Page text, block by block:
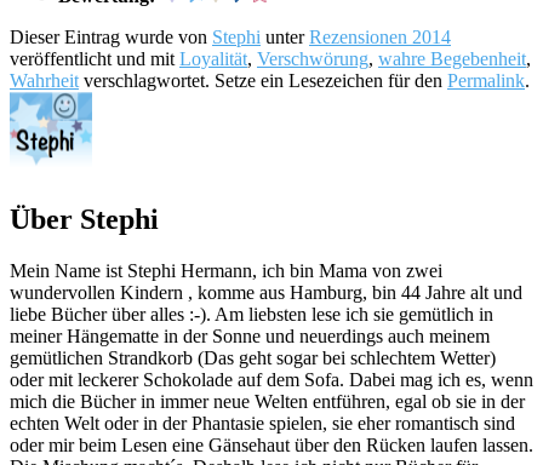
Dieser Eintrag wurde von Stephi unterRezensionen 2014
veröffentlicht und mit Loyalität, Verschwörung, wahre Begebenheit,
Wahrheit verschlagwortet. Setze ein Lesezeichen für den Permalink.
Über Stephi
Mein Name ist Stephi Hermann, ich bin Mama von zwei
wundervollen Kindern , komme aus Hamburg, bin 44 Jahre alt und
liebe Bücher über alles :-). Am liebsten lese ich sie gemütlich in
meiner Hängematte in der Sonne und neuerdings auch meinem
gemütlichen Strandkorb (Das geht sogar bei schlechtem Wetter)
oder mit leckerer Schokolade auf dem Sofa. Dabei mag ich es, wenn
mich die Bücher in immer neue Welten entführen, egal ob sie in der
echten Welt oder in der Phantasie spielen, sie eher romantisch sind
oder mir beim Lesen eine Gänsehaut über den Rücken laufen lassen.